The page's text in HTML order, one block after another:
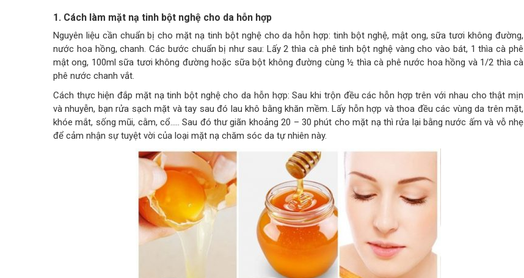
1. Cách làm mặt nạ tinh bột nghệ cho da hỗn hợp
Nguyên liệu cần chuẩn bị cho mặt nạ tinh bột nghệ cho da hỗn hợp: tinh bột nghệ, mật ong, sữa tươi không đường,
nước hoa hồng, chanh. Các bước chuẩn bị như sau: Lấy 2 thìa cà phê tinh bột nghệ vàng cho vào bát, 1 thìa cà phê
mật ong, 100ml sữa tươi không đường hoặc sữa bột không đường cùng ½ thìa cà phê nước hoa hồng và 1/2 thìa cà
phê nước chanh vắt.
Cách thực hiện đắp mặt nạ tinh bột nghệ cho da hỗn hợp: Sau khi trộn đều các hỗn hợp trên với nhau cho thật mịn
và nhuyễn, bạn rửa sạch mặt và tay sau đó lau khô bằng khăn mềm. Lấy hỗn hợp và thoa đều các vùng da trên mặt,
khóe mắt, sống mũi, cằm, cổ….. Sau đó thư giãn khoảng 20 – 30 phút cho mặt nạ thì rửa lại bằng nước ấm và vỗ nhẹ
để cảm nhận sự tuyệt vời của loại mặt nạ chăm sóc da tự nhiên này.